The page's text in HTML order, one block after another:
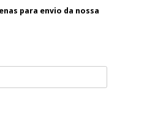
para envio da nossa